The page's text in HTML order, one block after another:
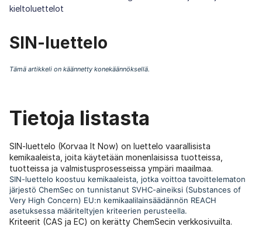
kieltoluettelot
SIN-luettelo
Tämä artikkeli on käännetty konekäännöksellä.
Tietoja listasta
SIN-luettelo (Korvaa It Now) on luettelo vaarallisista
kemikaaleista, joita käytetään monenlaisissa tuotteissa,
tuotteissa ja valmistusprosesseissa ympäri maailmaa.
SIN-luettelo koostuu kemikaaleista, jotka voittoa tavoittelematon
järjestö ChemSec on tunnistanut SVHC-aineiksi (Substances of
Very High Concern) EU:n kemikaalilainsäädännön REACH
asetuksessa määriteltyjen kriteerien perusteella.
Kriteerit (CAS ja EC) on kerätty ChemSecin verkkosivuilta.